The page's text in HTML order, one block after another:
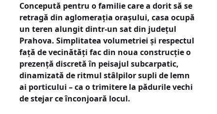
Concepută pentru o familie care a dorit să se
retragă din aglomerația orașului, casa ocupă
un teren alungit dintr-un sat din județul
Prahova. Simplitatea volumetriei și respectul
față de vecinătăți fac din noua construcție o
prezență discretă în peisajul subcarpatic,
dinamizată de ritmul stâlpilor supli de lemn
ai porticului – ca o trimitere la pădurile vechi
de stejar ce înconjoară locul.